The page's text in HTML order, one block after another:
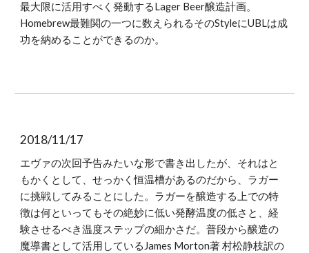
最大限に活用すべく発動するLager Beer醸造計画。
Homebrew最難関の一つに数えられるそのStyleにUBLは成
功を納めることができるのか。
2018/11/17
エヴァの次回予告みたいな形で書き出したが、それはと
もかくとして、せっかく恒温槽があるのだから、ラガー
に挑戦してみることにした。ラガーを醸造する上での特
徴は何といってもその絶妙に低い発酵温度の低さと、経
験させるべき温度ステップの細かさだ。普段から醸造の
魔導書として活用しているJames Morton著 村松静枝訳の